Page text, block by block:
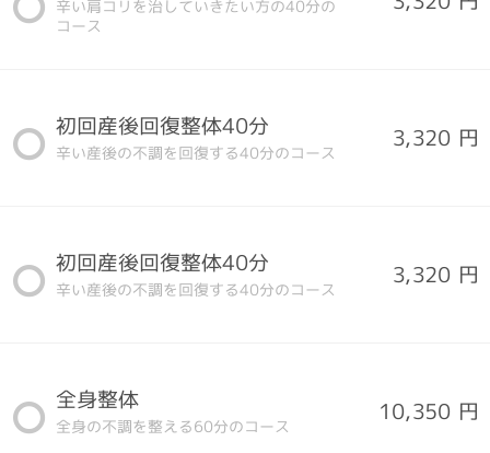
辛い肩コリを治していきたい方の40分の
コース
初回産後回復整体40分
辛い産後の不調を回復する40分のコース
3,320 円
初回産後回復整体40分
辛い産後の不調を回復する40分のコース
3,320 円
全身整体
全身の不調を整える60分のコース
10,350 円